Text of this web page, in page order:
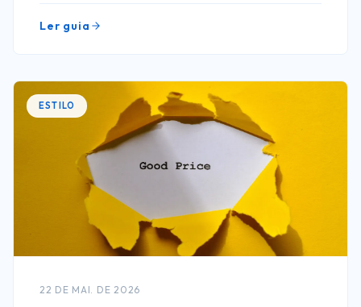
Ler guia
ESTILO
22 DE MAI. DE 2026